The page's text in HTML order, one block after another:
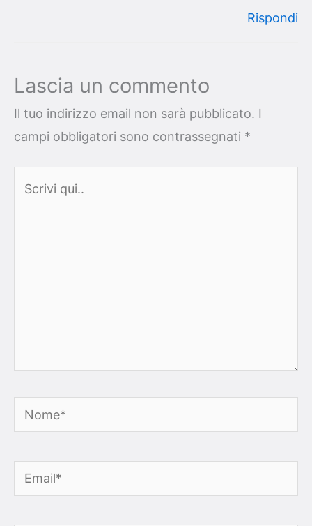
Rispondi
Lascia un commento
Il tuo indirizzo email non sarà pubblicato. I
campi obbligatori sono contrassegnati *
Nome*
Email*